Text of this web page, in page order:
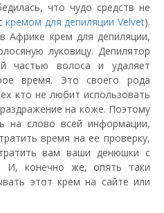
что чудо средств не
кремом для депиляции Velvet).
Африке крем для депиляции,
луковицу. Депилятор
частью волоса и удаляет
время. Это своего рода
кто не любит использовать
на коже. Поэтому
на слово всей информации,
время на ее проверку,
вам ваши денюшки с
И, конечно же, опять таки
этот крем на сайте или